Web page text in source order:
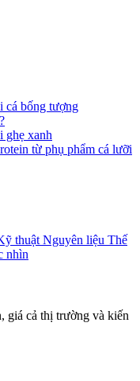
cá bống tượng
ghẹ xanh
từ phụ phẩm cá lưỡi
thuật Nguyên liệu Thế
nhìn
giá cả thị trường và kiến